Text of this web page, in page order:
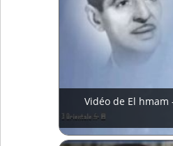
Vidéo de El hmam